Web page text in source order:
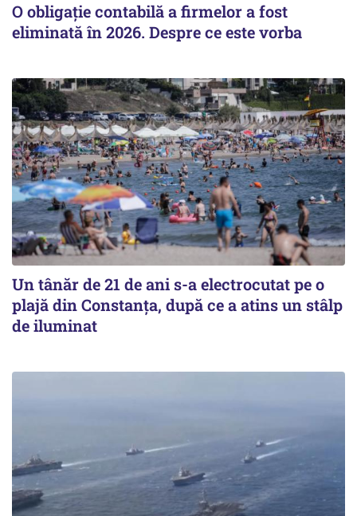
O obligație contabilă a firmelor a fost
eliminată în 2026. Despre ce este vorba
Un tânăr de 21 de ani s-a electrocutat pe o
plajă din Constanța, după ce a atins un stâlp
de iluminat